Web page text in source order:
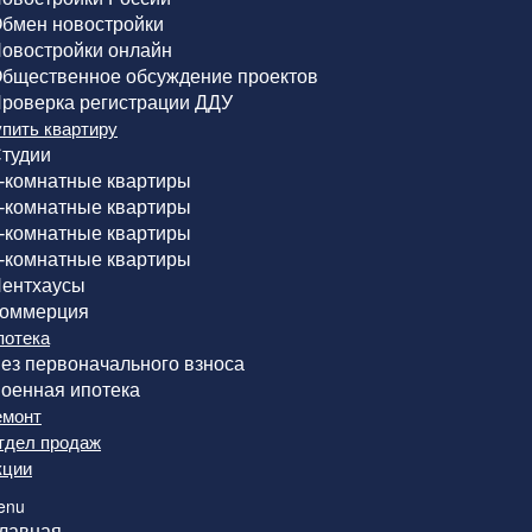
новостройки
онлайн
обсуждение проектов
регистрации ДДУ
квартиру
комнатные квартиры
комнатные квартиры
комнатные квартиры
комнатные квартиры
первоначального взноса
ипотека
продаж